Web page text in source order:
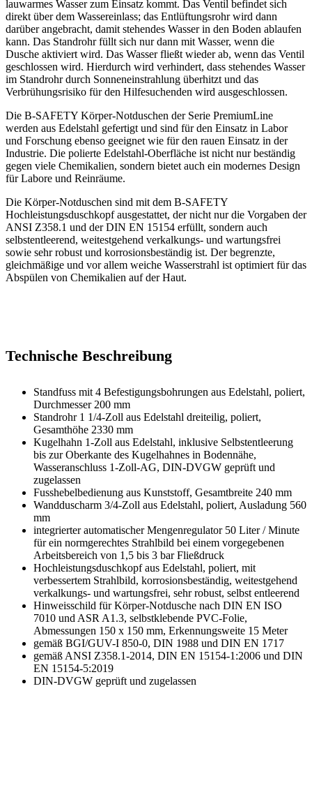
lauwarmes Wasser zum Einsatz kommt. Das Ventil befindet sich
direkt über dem Wassereinlass; das Entlüftungsrohr wird dann
darüber angebracht, damit stehendes Wasser in den Boden ablaufen
kann. Das Standrohr füllt sich nur dann mit Wasser, wenn die
Dusche aktiviert wird. Das Wasser fließt wieder ab, wenn das Ventil
geschlossen wird. Hierdurch wird verhindert, dass stehendes Wasser
im Standrohr durch Sonneneinstrahlung überhitzt und das
Verbrühungsrisiko für den Hilfesuchenden wird ausgeschlossen.
Die B-SAFETY Körper-Notduschen der Serie PremiumLine
werden aus Edelstahl gefertigt und sind für den Einsatz in Labor
und Forschung ebenso geeignet wie für den rauen Einsatz in der
Industrie. Die polierte Edelstahl-Oberfläche ist nicht nur beständig
gegen viele Chemikalien, sondern bietet auch ein modernes Design
für Labore und Reinräume.
Die Körper-Notduschen sind mit dem B-SAFETY
Hochleistungsduschkopf ausgestattet, der nicht nur die Vorgaben der
ANSI Z358.1 und der DIN EN 15154 erfüllt, sondern auch
selbstentleerend, weitestgehend verkalkungs- und wartungsfrei
sowie sehr robust und korrosionsbeständig ist. Der begrenzte,
gleichmäßige und vor allem weiche Wasserstrahl ist optimiert für das
Abspülen von Chemikalien auf der Haut.
Technische Beschreibung
Standfuss mit 4 Befestigungsbohrungen aus Edelstahl, poliert,
Durchmesser 200 mm
Standrohr 1 1/4-Zoll aus Edelstahl dreiteilig, poliert,
Gesamthöhe 2330 mm
Kugelhahn 1-Zoll aus Edelstahl, inklusive Selbstentleerung
bis zur Oberkante des Kugelhahnes in Bodennähe,
Wasseranschluss 1-Zoll-AG, DIN-DVGW geprüft und
zugelassen
Fusshebelbedienung aus Kunststoff, Gesamtbreite 240 mm
Wandduscharm 3/4-Zoll aus Edelstahl, poliert, Ausladung 560
mm
integrierter automatischer Mengenregulator 50 Liter / Minute
für ein normgerechtes Strahlbild bei einem vorgegebenen
Arbeitsbereich von 1,5 bis 3 bar Fließdruck
Hochleistungsduschkopf aus Edelstahl, poliert, mit
verbessertem Strahlbild, korrosionsbeständig, weitestgehend
verkalkungs- und wartungsfrei, sehr robust, selbst entleerend
Hinweisschild für Körper-Notdusche nach DIN EN ISO
7010 und ASR A1.3, selbstklebende PVC-Folie,
Abmessungen 150 x 150 mm, Erkennungsweite 15 Meter
gemäß BGI/GUV-I 850-0, DIN 1988 und DIN EN 1717
gemäß ANSI Z358.1-2014, DIN EN 15154-1:2006 und DIN
EN 15154-5:2019
DIN-DVGW geprüft und zugelassen